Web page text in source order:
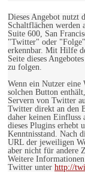
Dieses Angebot nutzt
Schaltflächen werden
Suite 600, San
"Twitter" oder
erkennbar. Mit Hilfe
Seite dieses
zu folgen.
Wenn ein Nutzer eine
solchen Button
Servern von Twitter
Twitter direkt an den
daher keinen
dieses Plugins erhebt
Kenntnisstand. Nach
URL der jeweiligen
aber nicht für andere
Weitere
Twitter unter http://